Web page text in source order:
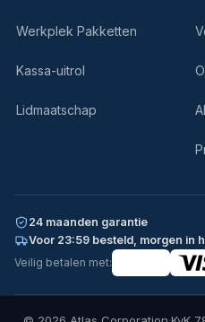
Werkplek Pakketten
Kassa-uitrol
Lidmaatschap
24 maanden garantie
Voor 23:59 besteld, morgen in
Veilig betalen met: